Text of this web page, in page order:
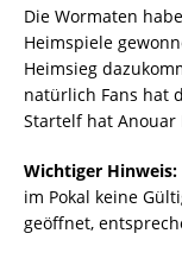
Die Wormaten
Heimspiele
Heimsieg
natürlich Fans hat
Startelf hat Anouar
Wichtiger Hinweis:
im Pokal keine
geöffnet,